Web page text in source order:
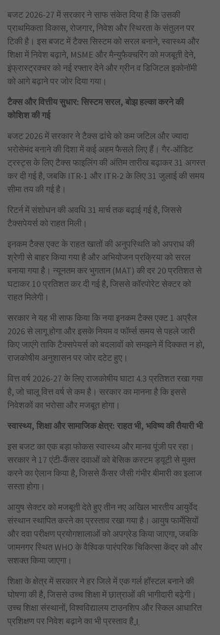
बजट 2026-27 में सरकार ने साफ संकेत दिया है कि उसकी
प्राथमिकता विकास, रोजगार, निवेश और स्थिरता के संतुलन पर
टिकी है। इस बजट में टैक्स सिस्टम को सरल बनाने, स्वास्थ्य और
शिक्षा में निवेश बढ़ाने, MSME और मैन्युफैक्चरिंग को मजबूती देने,
इंफ्रास्ट्रक्चर को नई रफ्तार देने और ग्रीन व डिजिटल इकोनॉमी
को आगे बढ़ाने पर जोर दिया गया।
टैक्स और वित्तीय सुधार: सिस्टम सरल, बोझ हल्का करने की
कोशिश की गई
बजट 2026 में सरकार ने टैक्स ढांचे को कम जटिल और ज्यादा
भरोसेमंद बनाने की दिशा में कई अहम फैसले लिए हैं। गैर-ऑडिट
ट्रस्ट्स के लिए टैक्स फाइलिंग की अंतिम तारीख बढ़ाकर 31 अगस्त
कर दी गई है, जबकि ITR-1 और ITR-2 के लिए 31 जुलाई की समय
सीमा तय की गई है।
रिटर्न में संशोधन की अवधि 31 मार्च तक बढ़ाई गई है, जिससे
टैक्सपेयर्स को राहत मिली।
इनकम टैक्स एक्ट के राहत खातों की अनुपस्थिति को अपराध की
श्रेणी से बाहर किया गया है और अभियोजन प्रक्रिया को सरल
बनाया गया है। न्यूनतम कर भुगतान (MAT) की दर 20 प्रतिशत से
घटाकर 10 प्रतिशत कर दी गई है, जिससे कॉरपोरेट सेक्टर को
राहत मिलेगी।
सरकार ने यह भी साफ किया कि नया इनकम टैक्स एक्ट 1 अप्रैल
2026 से लागू होगा और इसके नियम व फॉर्म्स समय से पहले जारी
किए जाएंगे ताकि टैक्सपेयर्स को बदलावों को समझने में दिक्कत न हो,
राजकोषीय अनुशासन पर जोर दटेट हुए।
वित्त वर्ष 2026-27 के लिए राजकोषीय घाटा 4.3 प्रतिशत रखा गया
है, जो चालू वित्त वर्ष से कम है। सरकार का मानना है कि इससे
निवेशकों का भरोसा और मजबूत होगा।
स्वास्थ्य, शिक्षा और सामाजिक क्षेत्र: राहत भी, भविष्य की तैयारी भी
इस बजट का एक बड़ा फोकस स्वास्थ्य और मानव पूंजी पर रहा।
सरकार ने 17 एंटी-कैंसर दवाओं को बेसिक कस्टम ड्यूटी से मुक्त
करने का ऐलान किया है, जिससे कैंसर जैसी गंभीर बीमारी का इलाज
सस्ता होगा।
आयुष सेक्टर को मजबूती देते हुए तीन नए अखिल भारतीय आयुर्वेद
संस्थान स्थापित करने का प्रस्ताव रखा गया है। आयुष फार्मेसियों
और दवा परीक्षण प्रयोगशालाओं को अपग्रेड किया जाएगा, जबकि
जामनगर स्थित WHO के वैश्विक पारंपरिक चिकित्सा केंद्र को और
सशक्त किया जाएगा।
शिक्षा के क्षेत्र में सरकार ने हर जिले में एक गर्ल हॉस्टल बनाने की
घोषणा की है, जिससे उच्च शिक्षा में छात्राओं की भागीदारी बढ़ेगी।
उच्च शिक्षा संस्थानों, विश्वविद्यालय टाउनशिप और स्किल आधारित
प्रशिक्षण पर निवेश बढ़ाने का भी प्रस्ताव है ।